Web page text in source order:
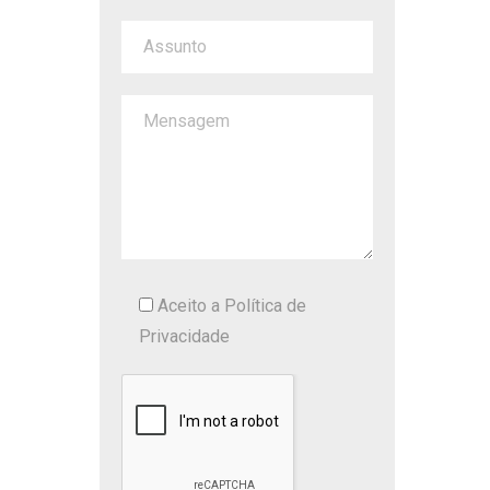
Aceito a Política de
Privacidade